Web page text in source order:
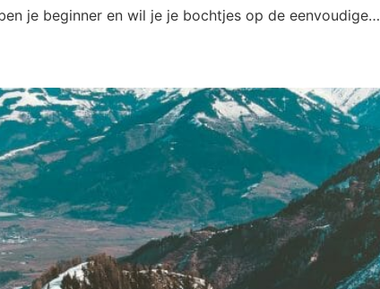
je beginner en wil je je bochtjes op de eenvoudige…